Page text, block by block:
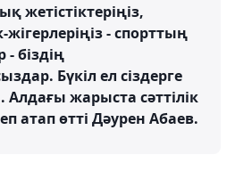
жетістіктеріңіз,
жігерлеріңіз - спорттың
біздің
Бүкіл ел сіздерге
жарыста сәттілік
атап өтті Дәурен Абаев.